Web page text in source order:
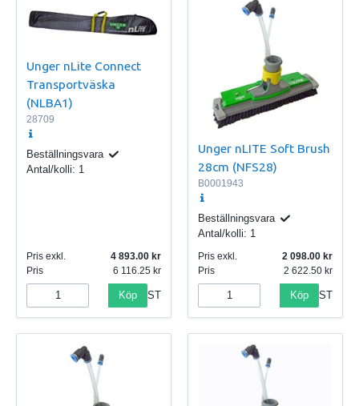
Unger nLite Connect
Transportväska
(NLBA1)
28709
Beställningsvara
Antal/kolli: 1
Pris exkl.
4 893.00
Pris
6 116.25
Köp ST
Unger nLITE Soft Brush
28cm (NFS28)
B0001943
Beställningsvara
Antal/kolli: 1
Pris exkl.
2 098.00
Pris
2 622.50
Köp ST